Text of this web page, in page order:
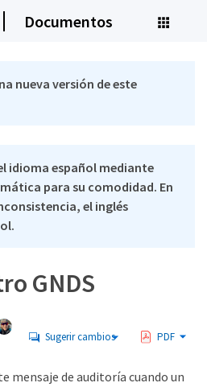
Documentos
nueva versión de este
idioma español mediante
para su comodidad. En
el inglés
GNDS
Sugerir cambios PDF
mensaje de auditoría cuando un